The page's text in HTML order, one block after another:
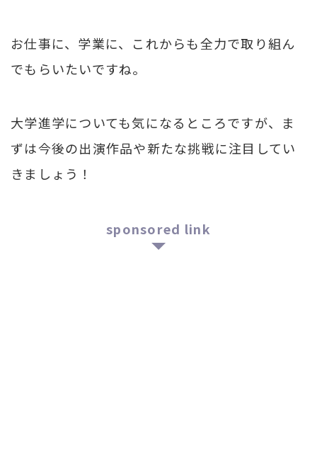
お仕事に、学業に、これからも全力で取り組ん
でもらいたいですね。
大学進学についても気になるところですが、ま
ずは今後の出演作品や新たな挑戦に注目してい
きましょう！
sponsored link